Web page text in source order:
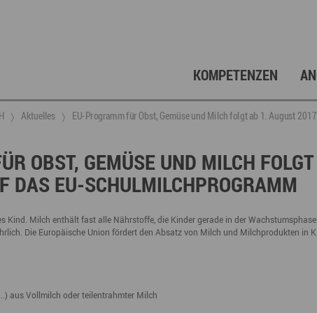
KOMPETENZEN
integrieren
finden
binden
Gründung, Förderung &
Fördermittelberatung
Gründen im Erzgebirge
Investition
Unternehmensdatenbank
Projektarchiv
Investition
Berufs- & Studienorientierung
Angebote für Schüler
Angebote
Angebote für Unternehmen
Arbeitskreis Schule-Wirtschaft
(GDZ)
Presse
Gesellschafterstruktur
Geschichte
Aktuelles EU-Programm für Obst, Gemüse und Milch folgt ab 1. August
OBST, GEMÜSE UND MILCH
DAS EU-SCHULMILCHPROGRAMM
Kind. Milch enthält fast alle Nährstoffe, die Kinder gerade in der
Die Europäische Union fördert den Absatz von Milch und Milchprodukten in
aus Vollmilch oder teilentrahmter Milch